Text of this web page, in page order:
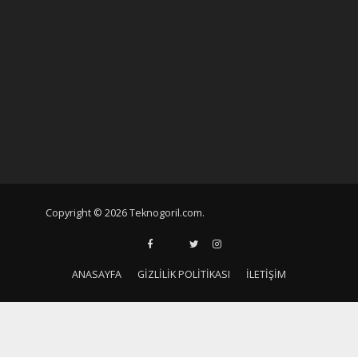
Copyright © 2026 Teknogoril.com.
ANASAYFA GIZLILIK POLITIKASI İLETIŞIM